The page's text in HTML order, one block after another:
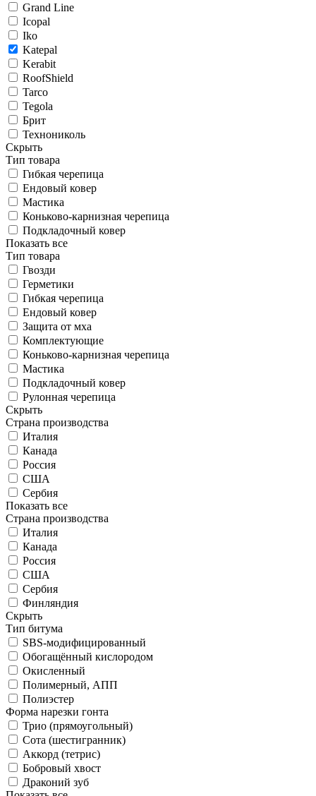
Grand Line
Icopal
Iko
Katepal
Kerabit
RoofShield
Tarco
Tegola
Брит
Технониколь
Скрыть
Тип товара
Гибкая черепица
Ендовый ковер
Мастика
Коньково-карнизная черепица
Подкладочный ковер
Показать все
Тип товара
Гвозди
Герметики
Гибкая черепица
Ендовый ковер
Защита от мха
Комплектующие
Коньково-карнизная черепица
Мастика
Подкладочный ковер
Рулонная черепица
Скрыть
Страна производства
Италия
Канада
Россия
США
Сербия
Показать все
Страна производства
Италия
Канада
Россия
США
Сербия
Финляндия
Скрыть
Тип битума
SBS-модифицированный
Обогащённый кислородом
Окисленный
Полимерный, АПП
Полиэстер
Форма нарезки гонта
Трио (прямоугольный)
Сота (шестигранник)
Аккорд (тетрис)
Бобровый хвост
Драконий зуб